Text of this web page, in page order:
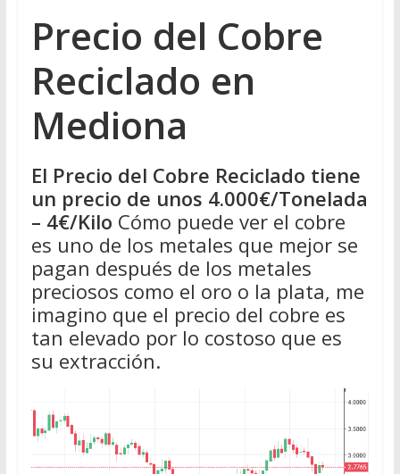
Precio del Cobre
Reciclado en
Mediona
El Precio del Cobre Reciclado tiene
un precio de unos 4.000€/Tonelada
– 4€/Kilo Cómo puede ver el cobre
es uno de los metales que mejor se
pagan después de los metales
preciosos como el oro o la plata, me
imagino que el precio del cobre es
tan elevado por lo costoso que es
su extracción.